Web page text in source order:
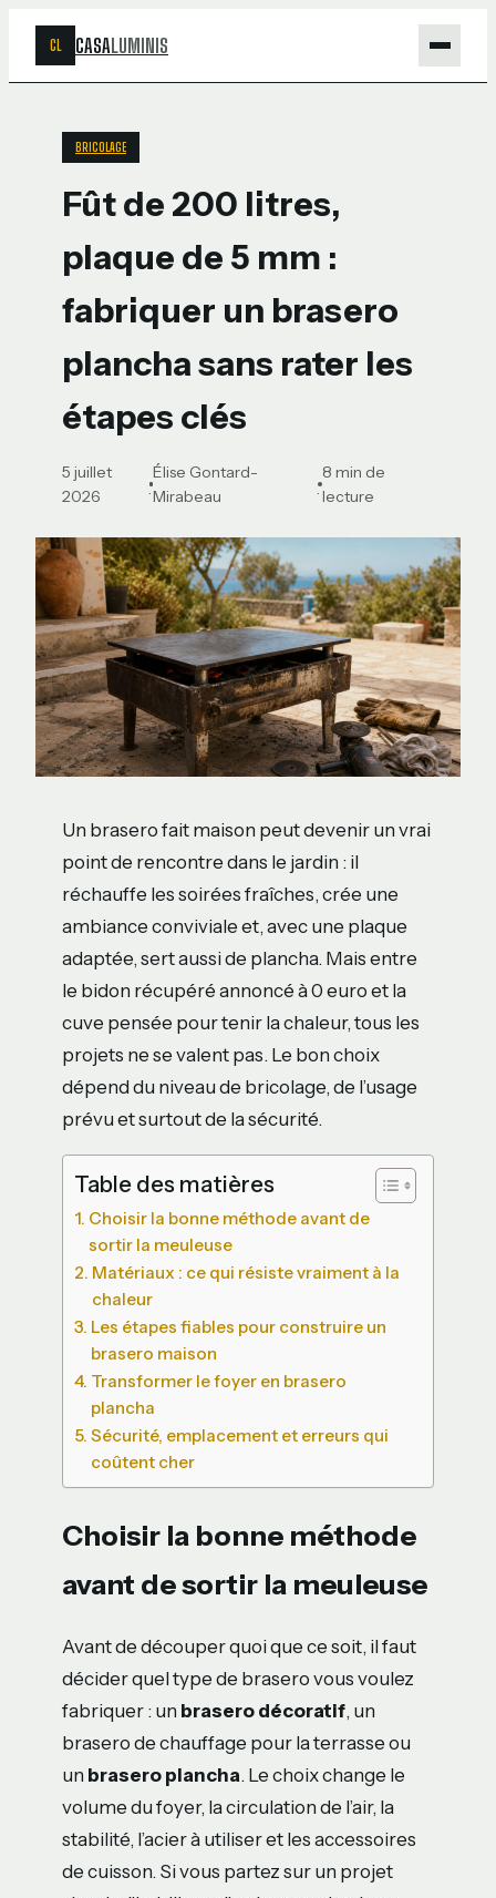
CL CASALUMINIS
Déco
BRICOLAGE
Fût de 200 litres,
plaque de 5 mm :
fabriquer un brasero
plancha sans rater les
étapes clés
5 juillet
2026
·
Élise Gontard-
Mirabeau
·
8 min de
lecture
Un brasero fait maison peut devenir un vrai
point de rencontre dans le jardin : il
réchauffe les soirées fraîches, crée une
ambiance conviviale et, avec une plaque
adaptée, sert aussi de plancha. Mais entre
le bidon récupéré annoncé à 0 euro et la
cuve pensée pour tenir la chaleur, tous les
projets ne se valent pas. Le bon choix
dépend du niveau de bricolage, de l’usage
prévu et surtout de la sécurité.
Table des matières
Choisir la bonne méthode avant de
sortir la meuleuse
Matériaux : ce qui résiste vraiment à la
chaleur
Les étapes fiables pour construire un
brasero maison
Transformer le foyer en brasero
plancha
Sécurité, emplacement et erreurs qui
coûtent cher
Choisir la bonne méthode
avant de sortir la meuleuse
Avant de découper quoi que ce soit, il faut
décider quel type de brasero vous voulez
fabriquer : un brasero décoratif, un
brasero de chauffage pour la terrasse ou
un brasero plancha. Le choix change le
volume du foyer, la circulation de l’air, la
stabilité, l’acier à utiliser et les accessoires
de cuisson. Si vous partez sur un projet